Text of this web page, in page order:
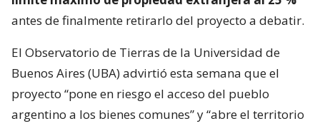
antes de finalmente retirarlo del proyecto a debatir.
El Observatorio de Tierras de la Universidad de
Buenos Aires (UBA) advirtió esta semana que el
proyecto “pone en riesgo el acceso del pueblo
argentino a los bienes comunes” y “abre el territorio